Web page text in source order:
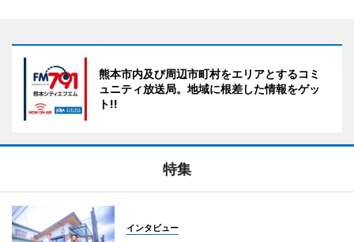
熊本市内及び周辺市町村をエリアとするコミ
ュニティ放送局。地域に根差した情報をゲッ
ト!!
特集
インタビュー